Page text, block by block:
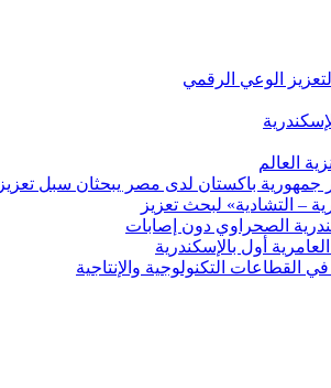
الوعي الرقمي
العالم
جمهورية باكستان لدى مصر يبحثان سبل تعزيز
– التشادية» لبحث تعزيز
الصحراوي دون إصابات
القطاعات التكنولوجية والإنتاجية